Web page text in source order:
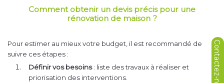
Comment obtenir un devis précis pour une
rénovation de maison ?
Pour estimer au mieux votre budget, il est recommandé de
suivre ces étapes :
Définir vos besoins: liste des travaux à réaliser et
priorisation des interventions.